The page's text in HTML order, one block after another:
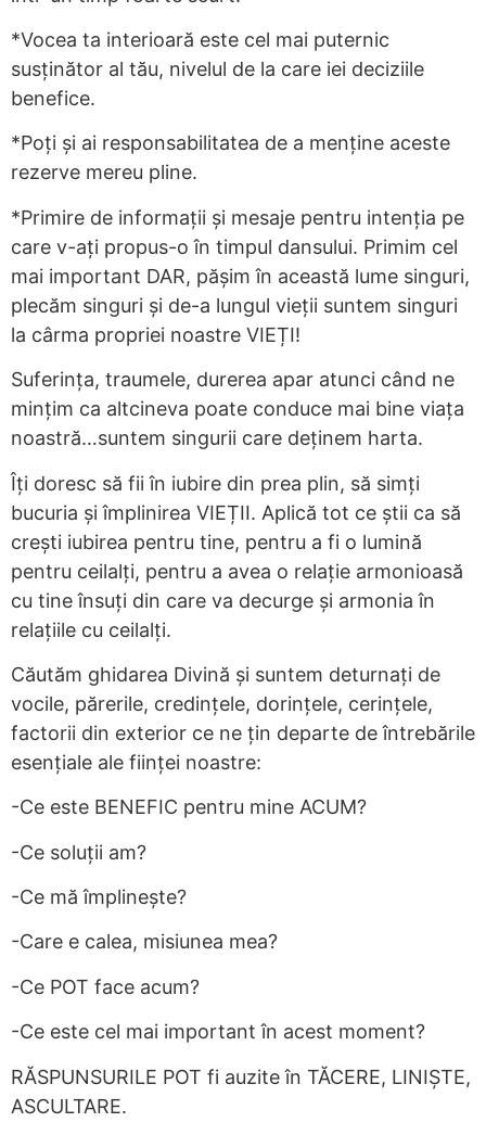
*Vocea ta interioară este cel mai puternic
susținător al tău, nivelul de la care iei deciziile
benefice.
*Poți și ai responsabilitatea de a menține aceste
rezerve mereu pline.
*Primire de informații și mesaje pentru intenția pe
care v-ați propus-o în timpul dansului. Primim cel
mai important DAR, pășim în această lume singuri,
plecăm singuri și de-a lungul vieții suntem singuri
la cârma propriei noastre VIEȚI!
Suferința, traumele, durerea apar atunci când ne
mințim ca altcineva poate conduce mai bine viața
noastră…suntem singurii care deținem harta.
Îți doresc să fii în iubire din prea plin, să simți
bucuria și împlinirea VIEȚII. Aplică tot ce știi ca să
crești iubirea pentru tine, pentru a fi o lumină
pentru ceilalți, pentru a avea o relație armonioasă
cu tine însuți din care va decurge și armonia în
relațiile cu ceilalți.
Căutăm ghidarea Divină și suntem deturnați de
vocile, părerile, credințele, dorințele, cerințele,
factorii din exterior ce ne țin departe de întrebările
esențiale ale ființei noastre:
-Ce este BENEFIC pentru mine ACUM?
-Ce soluții am?
-Ce mă împlinește?
-Care e calea, misiunea mea?
-Ce POT face acum?
-Ce este cel mai important în acest moment?
RĂSPUNSURILE POT fi auzite în TĂCERE, LINIȘTE,
ASCULTARE.